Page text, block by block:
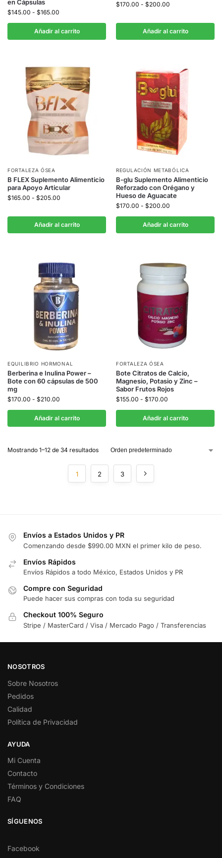
en Cápsulas
$145.00 - $165.00
Añadir al carrito
$170.00 - $200.00
Añadir al carrito
FORTALEZA ÓSEA
B FLEX Suplemento Alimenticio
para Apoyo Articular
$165.00 - $205.00
Añadir al carrito
REGULACIÓN METABÓLICA
B-glu Suplemento Alimenticio
Reforzado con Orégano y
Hueso de Aguacate
$170.00 - $200.00
Añadir al carrito
EQUILIBRIO HORMONAL
Berberina e Inulina Power –
Bote con 60 cápsulas de 500
mg
$170.00 - $210.00
Añadir al carrito
FORTALEZA ÓSEA
Bote Citratos de Calcio,
Magnesio, Potasio y Zinc –
Sabor Frutos Rojos
$155.00 - $170.00
Añadir al carrito
Mostrando 1–12 de 34 resultados
1 2 3
Envíos a Estados Unidos y PR
Comenzando desde $990.00 MXN el primer kilo de peso.
Envíos Rápidos
Envíos Rápidos a todo México, Estados Unidos y PR
Compre con Seguridad
Puede hacer sus compras con toda su seguridad
Checkout 100% Seguro
Stripe / MasterCard / Visa / Mercado Pago / Transferencias
NOSOTROS
Sobre Nosotros
Pedidos
Calidad
Política de Privacidad
AYUDA
Mi Cuenta
Contacto
Términos y Condiciones
FAQ
SÍGUENOS
Facebook